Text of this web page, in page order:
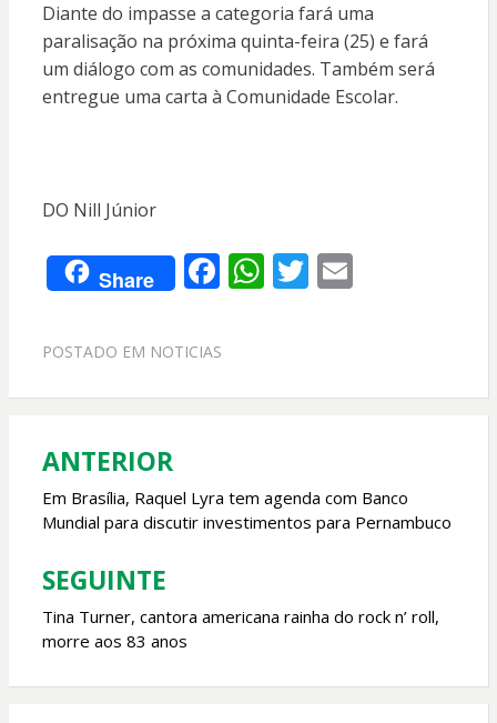
Diante do impasse a categoria fará uma
paralisação na próxima quinta-feira (25) e fará
um diálogo com as comunidades. Também será
entregue uma carta à Comunidade Escolar.
DO Nill Júnior
Share F
e
o
k
W
A
p
T E
POSTADO EM NOTICIAS
Navegação
de
Post
ANTERIOR
Em Brasília, Raquel Lyra tem agenda com Banco
Mundial para discutir investimentos para Pernambuco
SEGUINTE
Tina Turner, cantora americana rainha do rock n’ roll,
morre aos 83 anos